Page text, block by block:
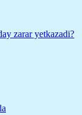
zarar yetkazadi?